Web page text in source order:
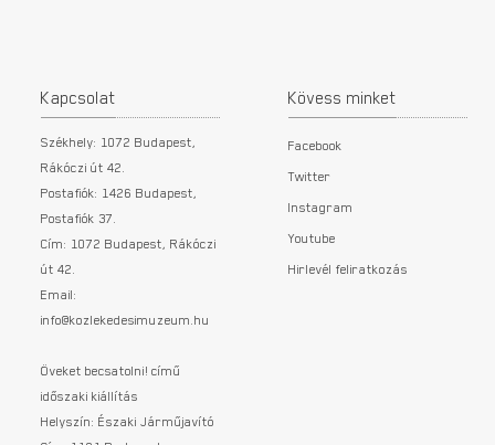
Kapcsolat
Székhely: 1072 Budapest,
Rákóczi út 42.
Postafiók: 1426 Budapest,
Postafiók 37.
Cím: 1072 Budapest, Rákóczi
út 42.
Email:
info@kozlekedesimuzeum.hu
Öveket becsatolni! című
időszaki kiállítás
Helyszín: Északi Járműjavító
Kövess minket
Facebook
Twitter
Instagram
Youtube
Hirlevél feliratkozás